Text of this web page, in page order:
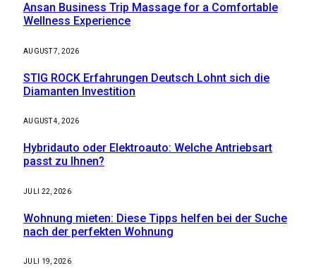
Ansan Business Trip Massage for a Comfortable
Wellness Experience
AUGUST 7, 2026
STIG ROCK Erfahrungen Deutsch Lohnt sich die
Diamanten Investition
AUGUST 4, 2026
Hybridauto oder Elektroauto: Welche Antriebsart
passt zu Ihnen?
JULI 22, 2026
Wohnung mieten: Diese Tipps helfen bei der Suche
nach der perfekten Wohnung
JULI 19, 2026